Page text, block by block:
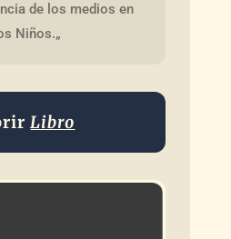
de los medios en
Niños.„
Libro